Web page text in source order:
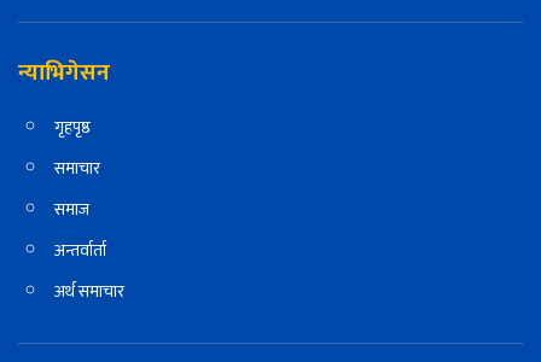
न्याभिगेसन
गृहपृष्ठ
समाचार
समाज
अन्तर्वार्ता
अर्थ समाचार